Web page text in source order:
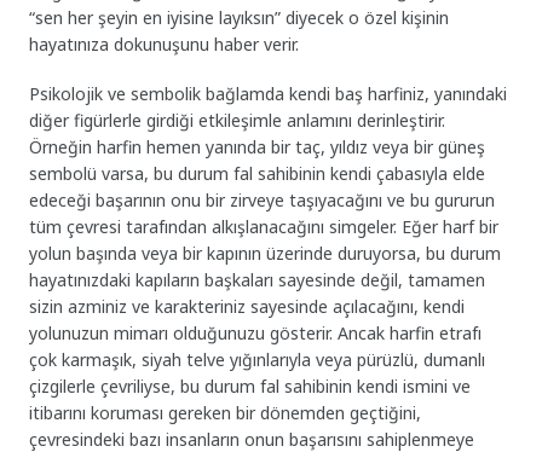
“sen her şeyin en iyisine layıksın” diyecek o özel kişinin
hayatınıza dokunuşunu haber verir.
Psikolojik ve sembolik bağlamda kendi baş harfiniz, yanındaki
diğer figürlerle girdiği etkileşimle anlamını derinleştirir.
Örneğin harfin hemen yanında bir taç, yıldız veya bir güneş
sembolü varsa, bu durum fal sahibinin kendi çabasıyla elde
edeceği başarının onu bir zirveye taşıyacağını ve bu gururun
tüm çevresi tarafından alkışlanacağını simgeler. Eğer harf bir
yolun başında veya bir kapının üzerinde duruyorsa, bu durum
hayatınızdaki kapıların başkaları sayesinde değil, tamamen
sizin azminiz ve karakteriniz sayesinde açılacağını, kendi
yolunuzun mimarı olduğunuzu gösterir. Ancak harfin etrafı
çok karmaşık, siyah telve yığınlarıyla veya pürüzlü, dumanlı
çizgilerle çevriliyse, bu durum fal sahibinin kendi ismini ve
itibarını koruması gereken bir dönemden geçtiğini,
çevresindeki bazı insanların onun başarısını sahiplenmeye